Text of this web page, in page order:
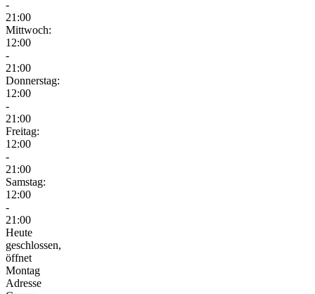
-
21:00
Mittwoch:
12:00
-
21:00
Donnerstag:
12:00
-
21:00
Freitag:
12:00
-
21:00
Samstag:
12:00
-
21:00
Heute
geschlossen,
öffnet
Montag
Adresse